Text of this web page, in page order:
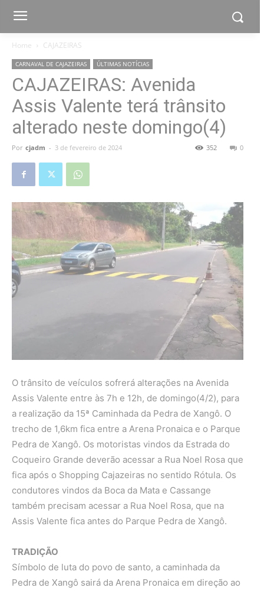
Home CAJAZEIRAS
CARNAVAL DE CAJAZEIRAS ÚLTIMAS NOTÍCIAS
CAJAZEIRAS: Avenida
Assis Valente terá trânsito
alterado neste domingo(4)
Por cjadm - 3 de fevereiro de 2024 0
352
O trânsito de veículos sofrerá alterações na Avenida
Assis Valente entre às 7h e 12h, de domingo(4/2), para
a realização da 15ª Caminhada da Pedra de Xangô. O
trecho de 1,6km fica entre a Arena Pronaica e o Parque
Pedra de Xangô. Os motoristas vindos da Estrada do
Coqueiro Grande deverão acessar a Rua Noel Rosa que
fica após o Shopping Cajazeiras no sentido Rótula. Os
condutores vindos da Boca da Mata e Cassange
também precisam acessar a Rua Noel Rosa, que na
Assis Valente fica antes do Parque Pedra de Xangô.
TRADIÇÃO
Símbolo de luta do povo de santo, a caminhada da
Pedra de Xangô sairá da Arena Pronaica em direção ao